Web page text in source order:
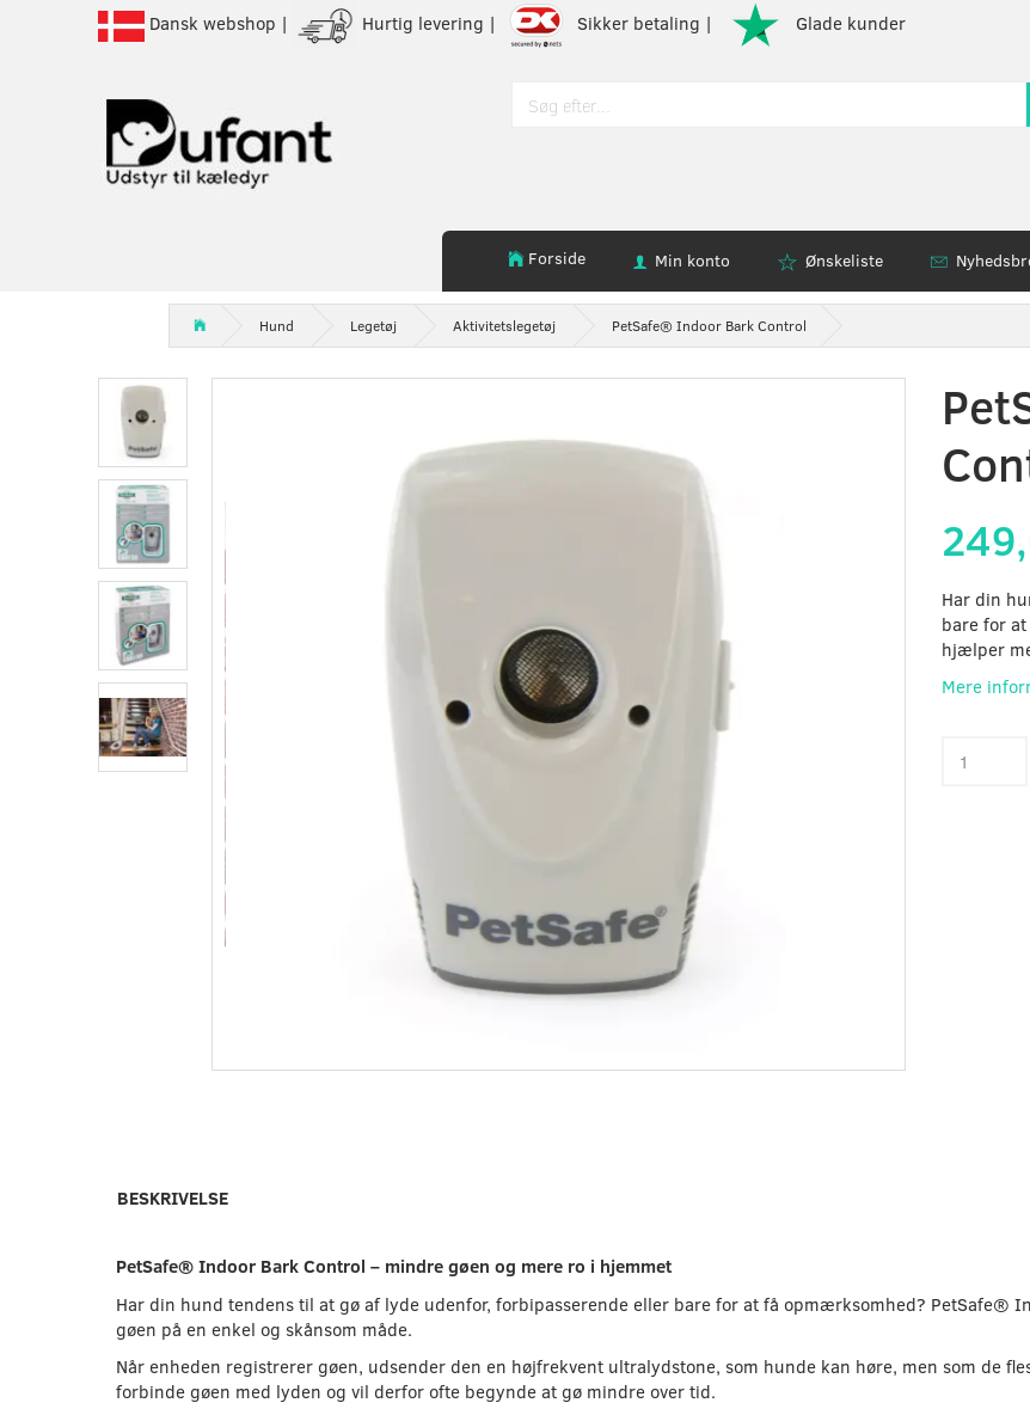
Dansk webshop | Hurtig levering | Sikker betaling | Glade kunder
Forside Min konto Ønskeliste
Hund Legetøj Aktivitetslegetøj PetSafe® Indoor Bark Control
Har din
bare for
hjælper
Mere
BESKRIVELSE
PetSafe® Indoor Bark Control – mindre gøen og mere ro i hjemmet
Har din hund tendens til at gø af lyde udenfor, forbipasserende eller bare for at få opmærksomhed? PetSafe®
gøen på en enkel og skånsom måde.
Når enheden registrerer gøen, udsender den en højfrekvent ultralydstone, som hunde kan høre, men som de
forbinde gøen med lyden og vil derfor ofte begynde at gø mindre over tid.